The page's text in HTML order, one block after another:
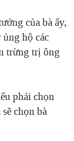
của bà ấy,
hộ các
trừng trị ông
phải chọn
chọn bà